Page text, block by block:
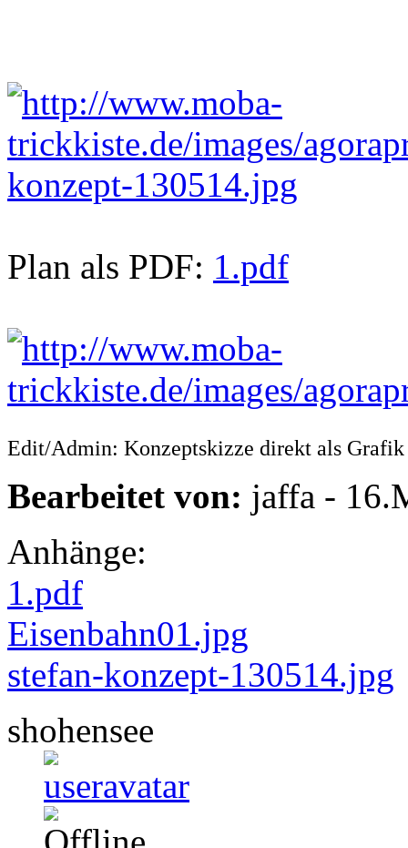
Plan als PDF: 1.pdf
Edit/Admin: Konzeptskizze direkt als Grafik
Bearbeitet von: jaffa -
Anhänge:
1.pdf
Eisenbahn01.jpg
stefan-konzept-130514.jpg
shohensee